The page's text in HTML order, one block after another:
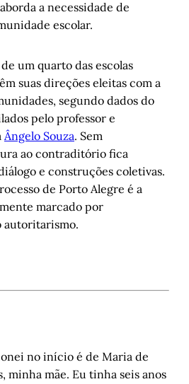
a necessidade de
escolar.
um quarto das escolas
suas direções eleitas com a
segundo dados do
pelo professor e
Ângelo Souza. Sem
ao contraditório fica
e construções coletivas.
de Porto Alegre é a
marcado por
autoritarismo.
no início é de Maria de
minha mãe. Eu tinha seis anos